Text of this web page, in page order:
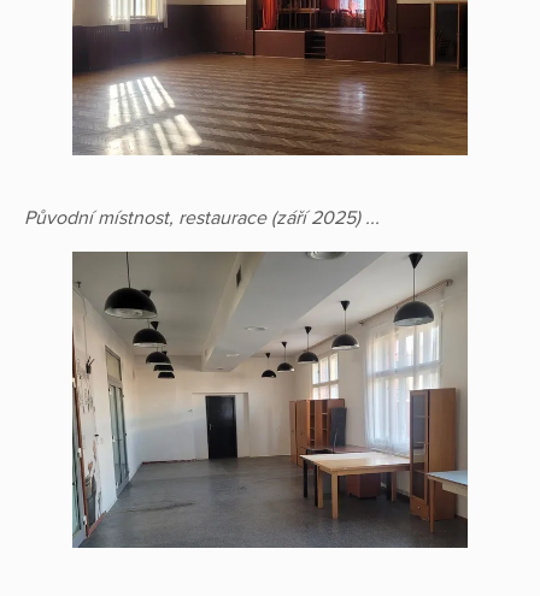
Původní místnost, restaurace (září 2025) ...